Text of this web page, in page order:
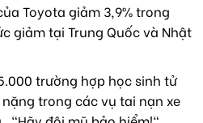
Toyota giảm 3,9% trong
giảm tại Trung Quốc và Nhật
trường hợp học sinh tử
trong các vụ tai nạn xe